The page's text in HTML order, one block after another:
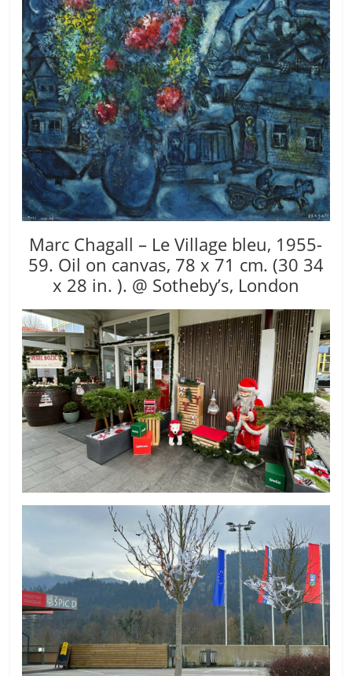
Marc Chagall – Le Village bleu, 1955-
59. Oil on canvas, 78 x 71 cm. (30 34
x 28 in. ). @ Sotheby’s, London